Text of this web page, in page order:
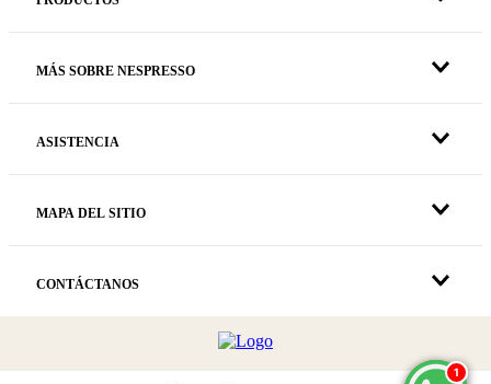
1
MÁS SOBRE NESPRESSO
ASISTENCIA
MAPA DEL SITIO
CONTÁCTANOS
1